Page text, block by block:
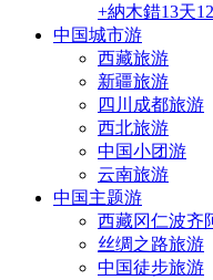
+納木錯13天
中国城市游
西藏旅游
新疆旅游
四川成都旅游
西北旅游
中国小团游
云南旅游
中国主题游
西藏冈仁波齐
丝绸之路旅游
中国徒步旅游